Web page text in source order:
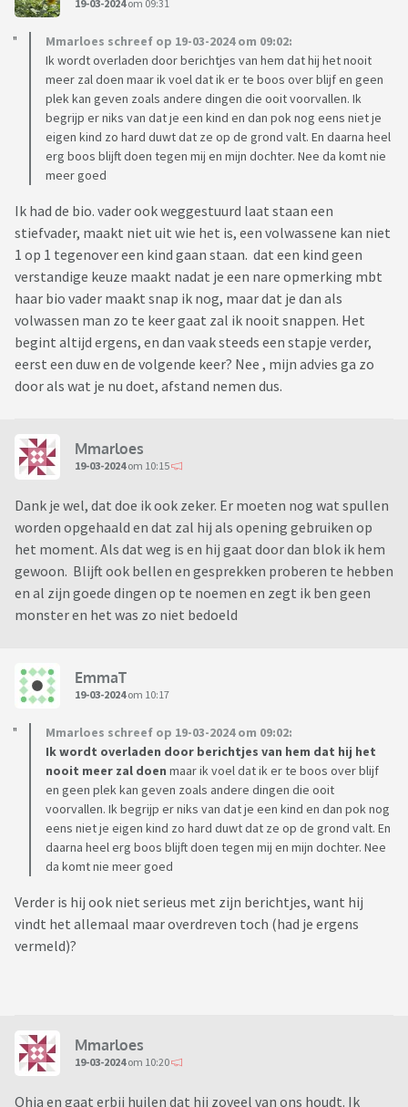
19-03-2024om 09:31
Mmarloes schreef op 19-03-2024 om 09:02:
Ik wordt overladen door berichtjes van hem dat hij het nooit
meer zal doen maar ik voel dat ik er te boos over blijf en geen
plek kan geven zoals andere dingen die ooit voorvallen. Ik
begrijp er niks van dat je een kind en dan pok nog eens niet je
eigen kind zo hard duwt dat ze op de grond valt. En daarna heel
erg boos blijft doen tegen mij en mijn dochter. Nee da komt nie
meer goed
Ik had de bio. vader ook weggestuurd laat staan een
stiefvader, maakt niet uit wie het is, een volwassene kan niet
1 op 1 tegenover een kind gaan staan. dat een kind geen
verstandige keuze maakt nadat je een nare opmerking mbt
haar bio vader maakt snap ik nog, maar dat je dan als
volwassen man zo te keer gaat zal ik nooit snappen. Het
begint altijd ergens, en dan vaak steeds een stapje verder,
eerst een duw en de volgende keer? Nee , mijn advies ga zo
door als wat je nu doet, afstand nemen dus.
Mmarloes
19-03-2024om 10:15
Dank je wel, dat doe ik ook zeker. Er moeten nog wat spullen
worden opgehaald en dat zal hij als opening gebruiken op
het moment. Als dat weg is en hij gaat door dan blok ik hem
gewoon. Blijft ook bellen en gesprekken proberen te hebben
en al zijn goede dingen op te noemen en zegt ik ben geen
monster en het was zo niet bedoeld
EmmaT
19-03-2024om 10:17
Mmarloes schreef op 19-03-2024 om 09:02:
Ik wordt overladen door berichtjes van hem dat hij het
nooit meer zal doen maar ik voel dat ik er te boos over blijf
en geen plek kan geven zoals andere dingen die ooit
voorvallen. Ik begrijp er niks van dat je een kind en dan pok nog
eens niet je eigen kind zo hard duwt dat ze op de grond valt. En
daarna heel erg boos blijft doen tegen mij en mijn dochter. Nee
da komt nie meer goed
Verder is hij ook niet serieus met zijn berichtjes, want hij
vindt het allemaal maar overdreven toch (had je ergens
vermeld)?
Mmarloes
19-03-2024om 10:20
Ohja en gaat erbij huilen dat hij zoveel van ons houdt. Ik